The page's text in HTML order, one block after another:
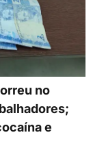
no
e